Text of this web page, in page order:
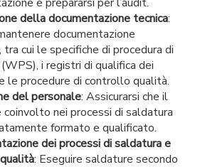
della documentazione tecnica:
documentazione
cui le specifiche di procedura di
i registri di qualifica dei
le procedure di controllo qualità.
del personale: Assicurarsi che il
coinvolto nei processi di saldatura
formato e qualificato.
dei processi di saldatura e
: Eseguire saldature secondo